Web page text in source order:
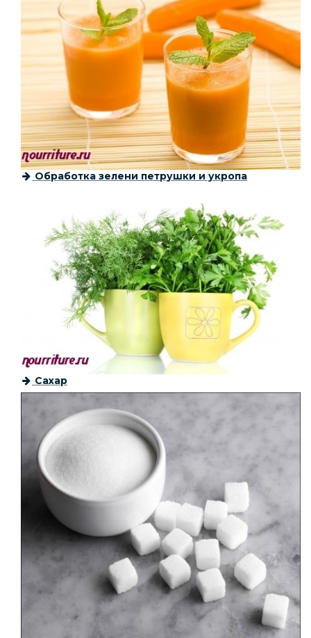
Обработка зелени петрушки и укропа
Сахар